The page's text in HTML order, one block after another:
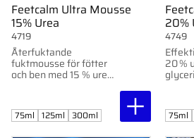
Feetcalm Ultra Mousse
15% Urea
Återfuktande
fuktmousse för fötter
och ben med 15 % urea
eller känslig hud.
4719
75ml 125ml 300ml
20%
20 %
4749
75ml